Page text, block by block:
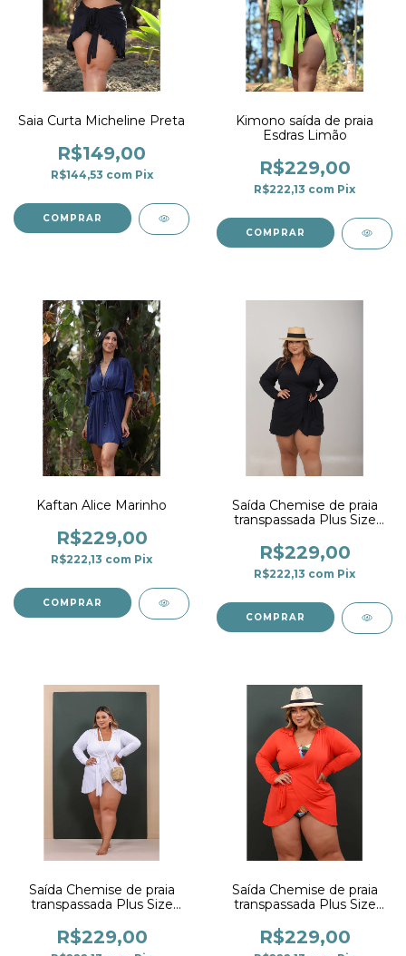
Saia Curta Micheline Preta
R$149,00
R$144,53 com Pix
COMPRAR
Kimono saída de praia
Esdras Limão
R$229,00
R$222,13 com Pix
COMPRAR
Kaftan Alice Marinho
R$229,00
R$222,13 com Pix
COMPRAR
Saída Chemise de praia
transpassada Plus Size
R$229,00
R$222,13 com Pix
COMPRAR
Saída Chemise de praia
transpassada Plus Size
R$229,00
Saída Chemise de praia
transpassada Plus Size
R$229,00